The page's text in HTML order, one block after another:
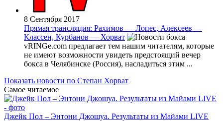
8 Сентября 2017
Прямая трансляция: Рахимов — Лопес, Алексеев —
Классен, Курбанов — Хорват
vRINGe.com предлагает тем нашим читателям, которые
не имеют возможности увидеть предстоящий вечер
бокса в Челябинске (Россия), насладиться этим ...
Показать новости по Степан Хорват
Самое читаемое
Джейк Пол – Энтони Джошуа. Результаты из Майами LIVE